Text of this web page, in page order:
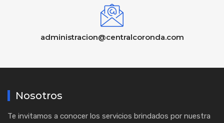
administracion@centralcoronda.com
Nosotros
Te invitamos a conocer los servicios brindados por nuestra